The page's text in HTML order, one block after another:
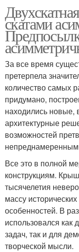
скатами
За все время
претерпела
количество самых
придумано,
находились
архитектурные
возможностей
Все это в полной
конструкциям.
тысячелетия
массу
особенностей. В
использовался как
задач, так и для
творческой мысли.